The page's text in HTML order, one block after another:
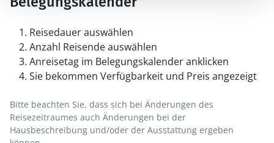
Reisedauer auswählen
Anzahl Reisende auswählen
Anreisetag im Belegungskalender anklicken
Sie bekommen Verfügbarkeit und Preis angezeigt
Bitte beachten Sie, dass sich bei Änderungen des
Reisezeitraumes auch Änderungen bei der
Hausbeschreibung und/oder der Ausstattung ergeben